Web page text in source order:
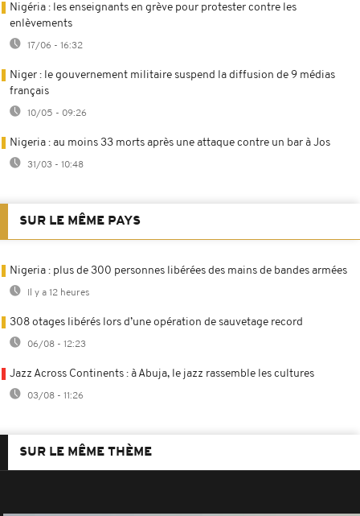
Nigéria : les enseignants en grève pour protester contre les
enlèvements
17/06 - 16:32
Niger : le gouvernement militaire suspend la diffusion de 9 médias
français
10/05 - 09:26
Nigeria : au moins 33 morts après une attaque contre un bar à Jos
31/03 - 10:48
SUR LE MÊME PAYS
Nigeria : plus de 300 personnes libérées des mains de bandes armées
Il y a 12 heures
308 otages libérés lors d’une opération de sauvetage record
06/08 - 12:23
Jazz Across Continents : à Abuja, le jazz rassemble les cultures
03/08 - 11:26
SUR LE MÊME THÈME